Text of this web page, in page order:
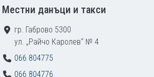
Местни данъци и такси
гр. Габрово 5300
ул. „Райчо Каролев“ № 4
066 804775
066 804776